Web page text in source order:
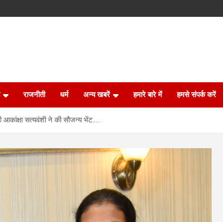
राजनीती धर्म अन्य खबरें हमारे बारे में हमसे संपर्क करें
सत्यवंशी ने की सौजन्य भेंट…..